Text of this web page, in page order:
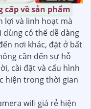
cấp về sản phẩm
lợi và linh hoạt mà
dùng có thể dễ dàng
nơi khác, đặt ở bất
cần đến sự hỗ
cài đặt và cấu hình
hiện trong thời gian
wifi giá rẻ hiện